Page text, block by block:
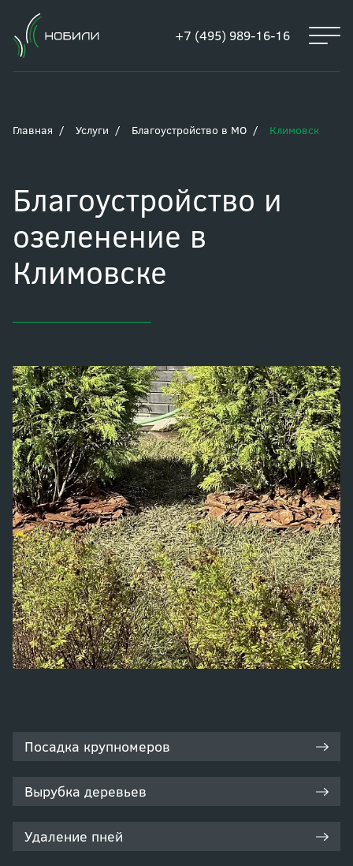
+7 (495) 989-16-16
Главная Услуги Благоустройство в МО Климовск
Благоустройство и
озеленение в
Климовске
Посадка крупномеров
Вырубка деревьев
Удаление пней